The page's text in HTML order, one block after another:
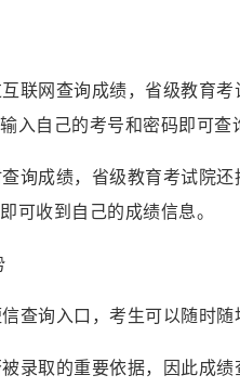
联网查询成绩，省级教育
入自己的考号和密码即可查
询成绩，省级教育考试院
可收到自己的成绩信息。
查询入口，考生可以随时
录取的重要依据，因此成